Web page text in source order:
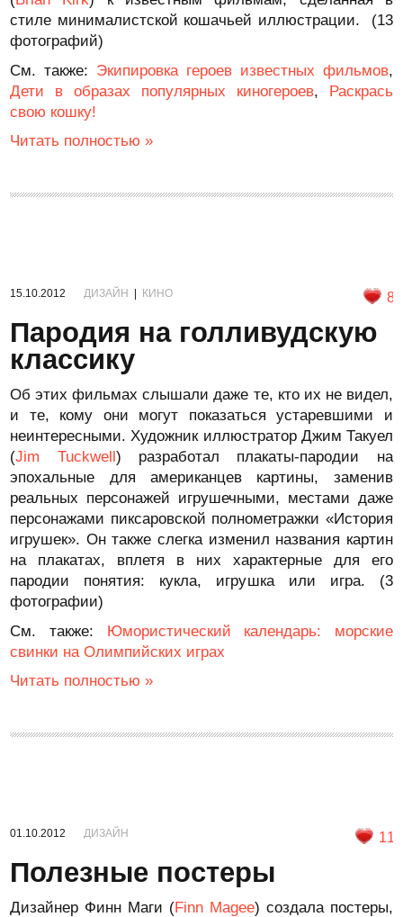
стиле минималистской кошачьей иллюстрации. (13
фотографий)
См. также: Экипировка героев известных фильмов,
Дети в образах популярных киногероев, Раскрась
свою кошку!
Читать полностью »
15.10.2012 ДИЗАЙН КИНО 8
Пародия на голливудскую
классику
Об этих фильмах слышали даже те, кто их не видел,
и те, кому они могут показаться устаревшими и
неинтересными. Художник иллюстратор Джим Такуел
(Jim Tuckwell) разработал плакаты-пародии на
эпохальные для американцев картины, заменив
реальных персонажей игрушечными, местами даже
персонажами пиксаровской полнометражки «История
игрушек». Он также слегка изменил названия картин
на плакатах, вплетя в них характерные для его
пародии понятия: кукла, игрушка или игра. (3
фотографии)
См. также: Юмористический календарь: морские
свинки на Олимпийских играх
Читать полностью »
01.10.2012 ДИЗАЙН 11
Полезные постеры
Дизайнер Финн Маги (Finn Magee) создала постеры,